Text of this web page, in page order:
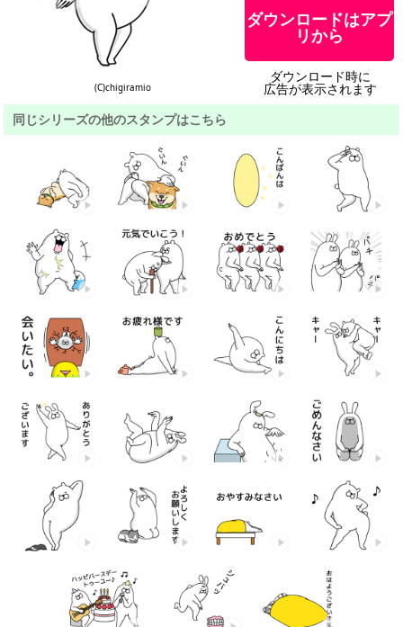
(C)chigiramio
ダウンロードはアプ
リから
ダウンロード時に
広告が表示されます
同じシリーズの他のスタンプはこちら